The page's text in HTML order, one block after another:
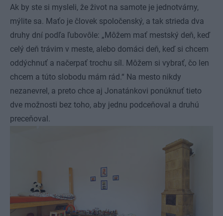
Ak by ste si mysleli, že život na samote je jednotvárny,
mýlite sa. Maťo je človek spoločenský, a tak strieda dva
druhy dní podľa ľubovôle: „Môžem mať mestský deň, keď
celý deň trávim v meste, alebo domáci deň, keď si chcem
oddýchnuť a načerpať trochu síl. Môžem si vybrať, čo len
chcem a túto slobodu mám rád.“ Na mesto nikdy
nezanevrel, a preto chce aj Jonatánkovi ponúknuť tieto
dve možnosti bez toho, aby jednu podceňoval a druhú
preceňoval.